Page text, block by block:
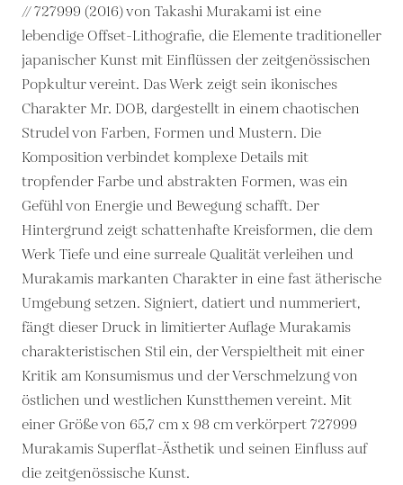
// 727999 (2016) von Takashi Murakami ist eine
lebendige Offset-Lithografie, die Elemente traditioneller
japanischer Kunst mit Einflüssen der zeitgenössischen
Popkultur vereint. Das Werk zeigt sein ikonisches
Charakter Mr. DOB, dargestellt in einem chaotischen
Strudel von Farben, Formen und Mustern. Die
Komposition verbindet komplexe Details mit
tropfender Farbe und abstrakten Formen, was ein
Gefühl von Energie und Bewegung schafft. Der
Hintergrund zeigt schattenhafte Kreisformen, die dem
Werk Tiefe und eine surreale Qualität verleihen und
Murakamis markanten Charakter in eine fast ätherische
Umgebung setzen. Signiert, datiert und nummeriert,
fängt dieser Druck in limitierter Auflage Murakamis
charakteristischen Stil ein, der Verspieltheit mit einer
Kritik am Konsumismus und der Verschmelzung von
östlichen und westlichen Kunstthemen vereint. Mit
einer Größe von 65,7 cm x 98 cm verkörpert 727999
Murakamis Superflat-Ästhetik und seinen Einfluss auf
die zeitgenössische Kunst.